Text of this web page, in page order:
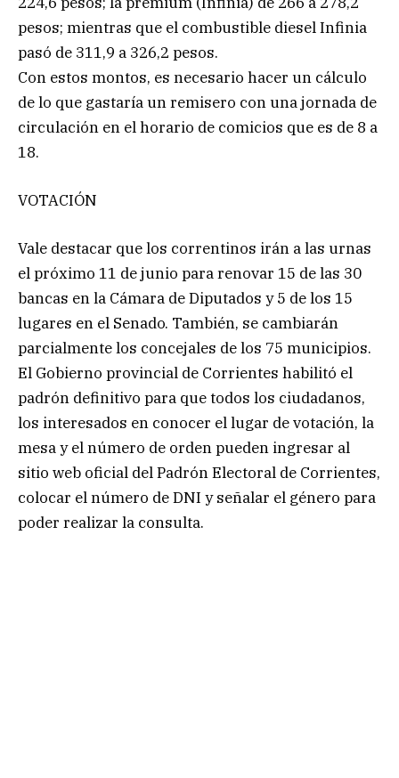
pesos; mientras que el combustible diesel Infinia
pasó de 311,9 a 326,2 pesos.
Con estos montos, es necesario hacer un cálculo
de lo que gastaría un remisero con una jornada de
circulación en el horario de comicios que es de 8 a
18.
VOTACIÓN
Vale destacar que los correntinos irán a las urnas
el próximo 11 de junio para renovar 15 de las 30
bancas en la Cámara de Diputados y 5 de los 15
lugares en el Senado. También, se cambiarán
parcialmente los concejales de los 75 municipios.
El Gobierno provincial de Corrientes habilitó el
padrón definitivo para que todos los ciudadanos,
los interesados en conocer el lugar de votación, la
mesa y el número de orden pueden ingresar al
sitio web oficial del Padrón Electoral de Corrientes,
colocar el número de DNI y señalar el género para
poder realizar la consulta.